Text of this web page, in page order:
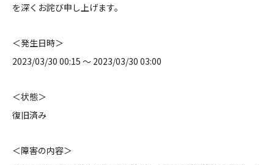
を深くお詫び申し上げます。
＜発生日時＞
2023/03/30 00:15 〜 2023/03/30 03:00
＜状態＞
復旧済み
＜障害の内容＞